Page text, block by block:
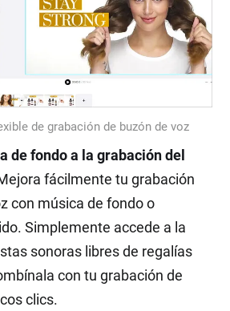
de grabación de buzón de voz
de fondo a la grabación del
fácilmente tu grabación
con música de fondo o
Simplemente accede a la
sonoras libres de regalías
con tu grabación de
clics.